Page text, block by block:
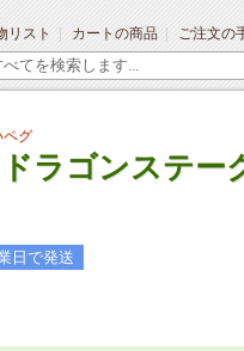
リスト カートの商品 ご注文の
ペグ
ラゴンステー
日で発送